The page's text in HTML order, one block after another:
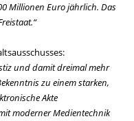
Millionen Euro jährlich. Das
und damit dreimal mehr
zu einem starken,
Akte
moderner Medientechnik